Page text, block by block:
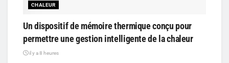
CHALEUR
Un dispositif de mémoire thermique conçu pour
permettre une gestion intelligente de la chaleur
il y a 8 heures